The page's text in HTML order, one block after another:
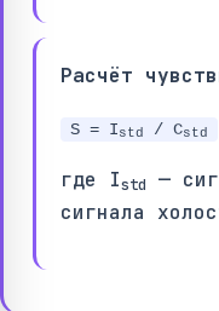
Расчёт
S = Istd / Cstd
где Istd —
сигнала